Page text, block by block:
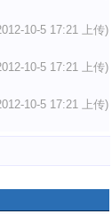
10-5 17:21 上传)
10-5 17:21 上传)
10-5 17:21 上传)